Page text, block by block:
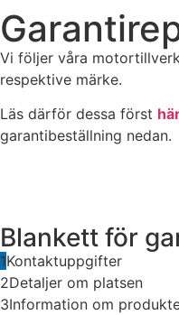
Vi följer våra
respektive märke.
Läs därför dessa först
garantibeställning nedan.
Blankett för
1Kontaktuppgifter
2Detaljer om platsen
3Information om